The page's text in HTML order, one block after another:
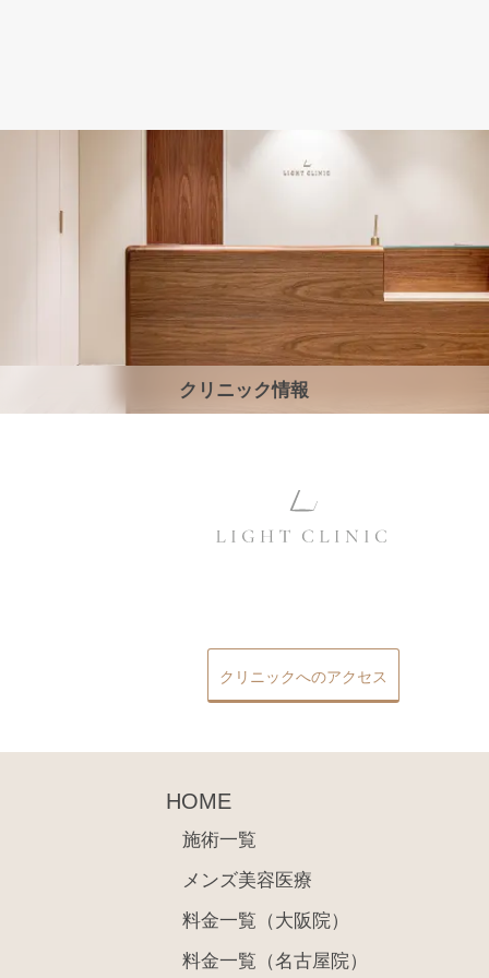
クリニック情報
クリニックへのアクセス
HOME
施術一覧
メンズ美容医療
料金一覧（大阪院）
料金一覧（名古屋院）